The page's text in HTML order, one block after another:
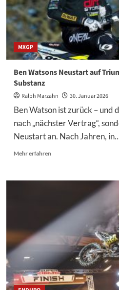
MXGP
Ben Watsons Neustart auf
Substanz
Ralph Marzahn 30. Januar 2026
Ben Watson ist zurück – und
nach „nächster Vertrag“,
Neustart an. Nach Jahren,
Mehr erfahrenMehr
Ben
Triumph:
weniger
mehr
Substanz